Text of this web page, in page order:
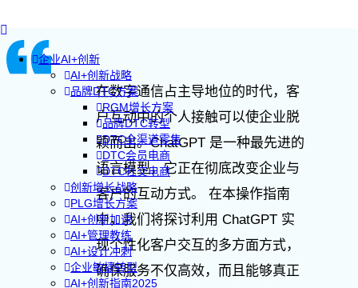
企业AI+创新
AI+创新战略
品牌DTC方案
RGM增长方案
品牌DTC转型
DTC全渠道零售
DTC会员电商
DTC社交电商
创新增长战略
PLG增长方案
AI+创新加速
AI+管理教练
AI+设计冲刺
企业敏捷转型
AI+创新指南2025
在数字通信占主导地位的时代，客
户互动中的个人接触可以使企业脱
颖而出。ChatGPT 是一种最先进的
语言模型，它正在彻底改变企业与
客户的互动方式。 在本操作指南
中，我们将探讨利用 ChatGPT 实
现个性化客户交互的多方面方式，
确保服务不仅高效，而且能够真正